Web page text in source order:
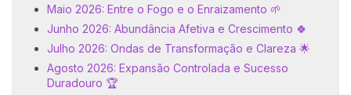
Maio 2026: Entre o Fogo e o Enraizamento 🌱
Junho 2026: Abundância Afetiva e Crescimento 🍀
Julho 2026: Ondas de Transformação e Clareza 🌟
Agosto 2026: Expansão Controlada e Sucesso
Duradouro 🏆